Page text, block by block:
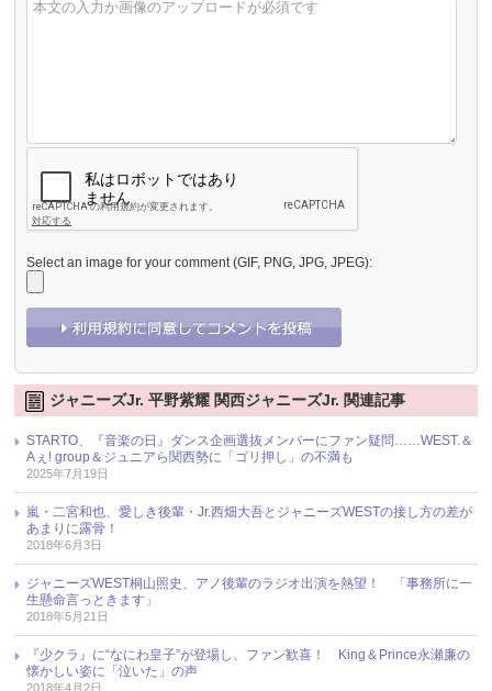
Select an image for your comment (GIF, PNG, JPG, JPEG):
ジャニーズJr. 平野紫耀 関西ジャニーズJr. 関連記事
STARTO、『音楽の日』ダンス企画選抜メンバーにファン疑問……WEST.＆
Aぇ! group＆ジュニアら関西勢に「ゴリ押し」の不満も
2025年7月19日
嵐・二宮和也、愛しき後輩・Jr.西畑大吾とジャニーズWESTの接し方の差が
あまりに露骨！
2018年6月3日
ジャニーズWEST桐山照史、アノ後輩のラジオ出演を熱望！ 「事務所に一
生懸命言っときます」
2018年5月21日
『少クラ』に“なにわ皇子”が登場し、ファン歓喜！ King＆Prince永瀬廉の
懐かしい姿に「泣いた」の声
2018年4月2日